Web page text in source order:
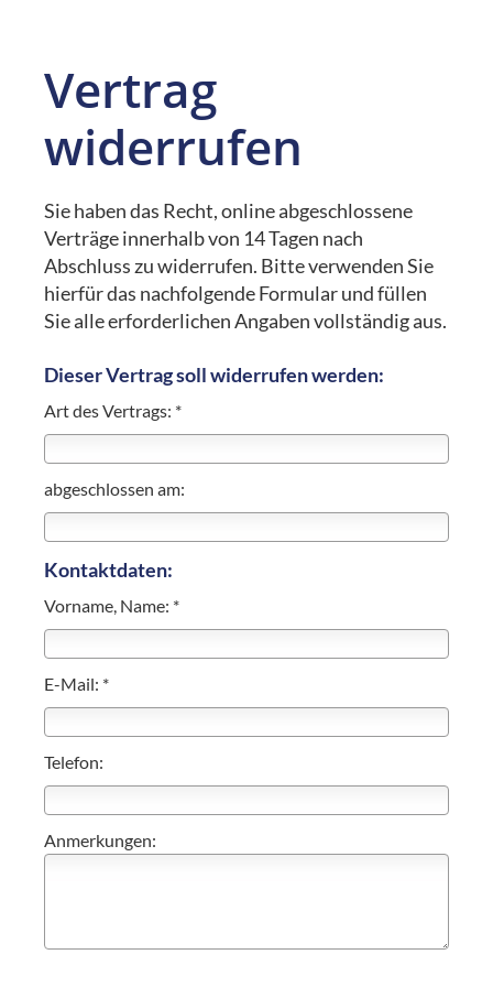
Vertrag
widerrufen
Sie haben das Recht, online abgeschlossene
Verträge innerhalb von 14 Tagen nach
Abschluss zu widerrufen. Bitte verwenden Sie
hierfür das nachfolgende Formular und füllen
Sie alle erforderlichen Angaben vollständig aus.
Dieser Vertrag soll widerrufen werden:
Art des Vertrags: *
abgeschlossen am:
Kontaktdaten:
Vorname, Name: *
E-Mail: *
Telefon:
Anmerkungen: